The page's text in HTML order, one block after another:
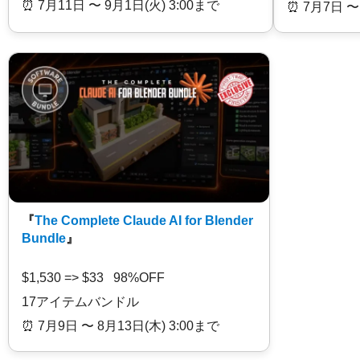
⏰️ 7月11日 〜 9月1日(火) 3:00まで
⏰️ 7月7日
『The Complete Claude AI for Blender
Bundle 』
$1,530 => $33 98%OFF
17アイテムバンドル
⏰️ 7月9日 〜 8月13日(木) 3:00まで